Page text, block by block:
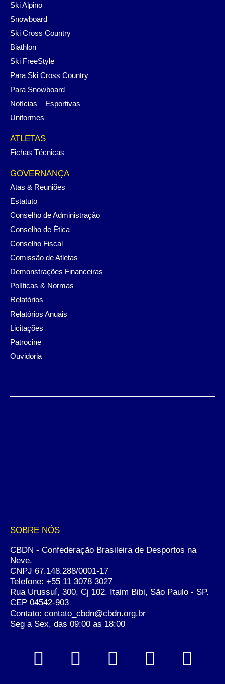
Ski Alpino
Snowboard
Ski Cross Country
Biathlon
Ski FreeStyle
Para Ski Cross Country
Para Snowboard
Notícias – Esportivas
Uniformes
ATLETAS
Fichas Técnicas
GOVERNANÇA
Atas & Reuniões
Estatuto
Conselho de Administração
Conselho de Ética
Conselho Fiscal
Comissão de Atletas
Demonstrações Financeiras
Políticas & Normas
Relatórios
Relatórios Anuais
Licitações
Patrocine
Ouvidoria
SOBRE NÓS
CBDN - Confederação Brasileira de Desportos na
Neve.
CNPJ 67.148.288/0001-17
Telefone: +55 11 3078 3027
Rua Urussuí, 300, Cj 102. Itaim Bibi, São Paulo - SP.
CEP 04542-903
Contato: contato_cbdn@cbdn.org.br
Seg a Sex, das 09:00 as 18:00